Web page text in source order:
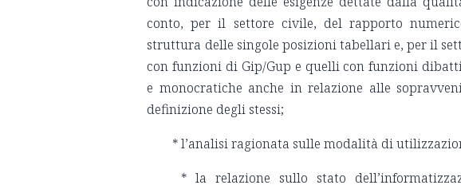
conto, per il settore civile, del rapporto
struttura delle singole posizioni tabellari e, per il
con funzioni di Gip/Gup e quelli con funzioni
e monocratiche anche in relazione alle
definizione degli stessi;
* l’analisi ragionata sulle modalità di
* la relazione sullo stato